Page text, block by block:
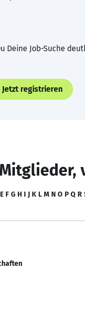
Deine Job-Suche
Jetzt registrieren
E F G H I J K L M N O P Q R